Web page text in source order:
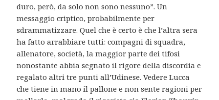
duro, però, da solo non sono nessuno”. Un
messaggio criptico, probabilmente per
sdrammatizzare. Quel che è certo è che l’altra sera
ha fatto arrabbiare tutti: compagni di squadra,
allenatore, società, la maggior parte dei tifosi
nonostante abbia segnato il rigore della discordia e
regalato altri tre punti all’Udinese. Vedere Lucca
che tiene in mano il pallone e non sente ragioni per